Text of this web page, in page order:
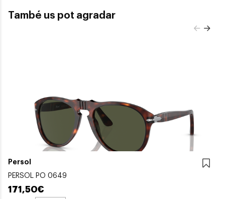
També us pot agradar
Persol
PERSOL PO 0649
171,50€